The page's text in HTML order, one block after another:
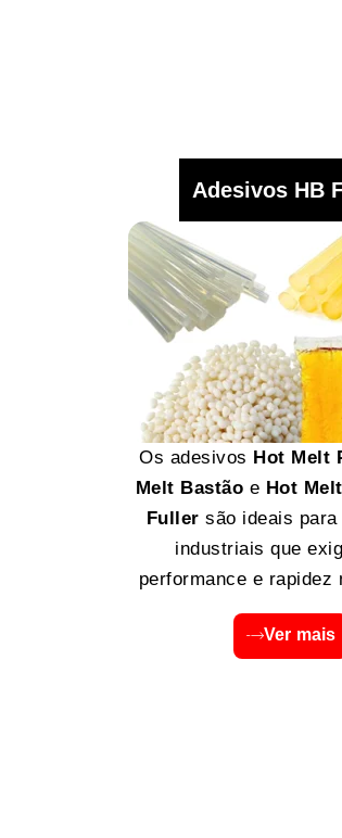
Adesivos HB
Os adesivos Hot Melt
Melt Bastão e Hot
Fuller são ideais
industriais que
performance e rapidez
Ver mais